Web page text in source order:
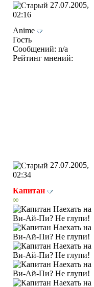
27.07.2005,
02:16
Anime
Гость
Сообщений: n/a
Рейтинг мнений:
27.07.2005,
02:34
Капитан
∞